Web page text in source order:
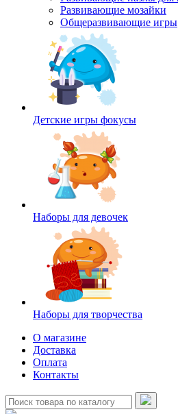
Развивающие мозайки
Общеразвивающие игры
Детские игры фокусы
Наборы для девочек
Наборы для творчества
О магазине
Доставка
Оплата
Контакты